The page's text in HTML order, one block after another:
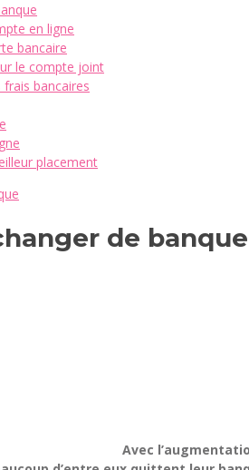
en ligne
bancaire
le compte joint
bancaires
placement
de
Avec